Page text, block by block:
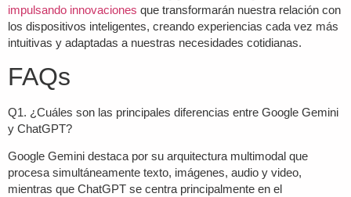
impulsando innovaciones que transformarán nuestra relación con
los dispositivos inteligentes, creando experiencias cada vez más
intuitivas y adaptadas a nuestras necesidades cotidianas.
FAQs
Q1. ¿Cuáles son las principales diferencias entre Google Gemini
y ChatGPT?
Google Gemini destaca por su arquitectura multimodal que
procesa simultáneamente texto, imágenes, audio y video,
mientras que ChatGPT se centra principalmente en el